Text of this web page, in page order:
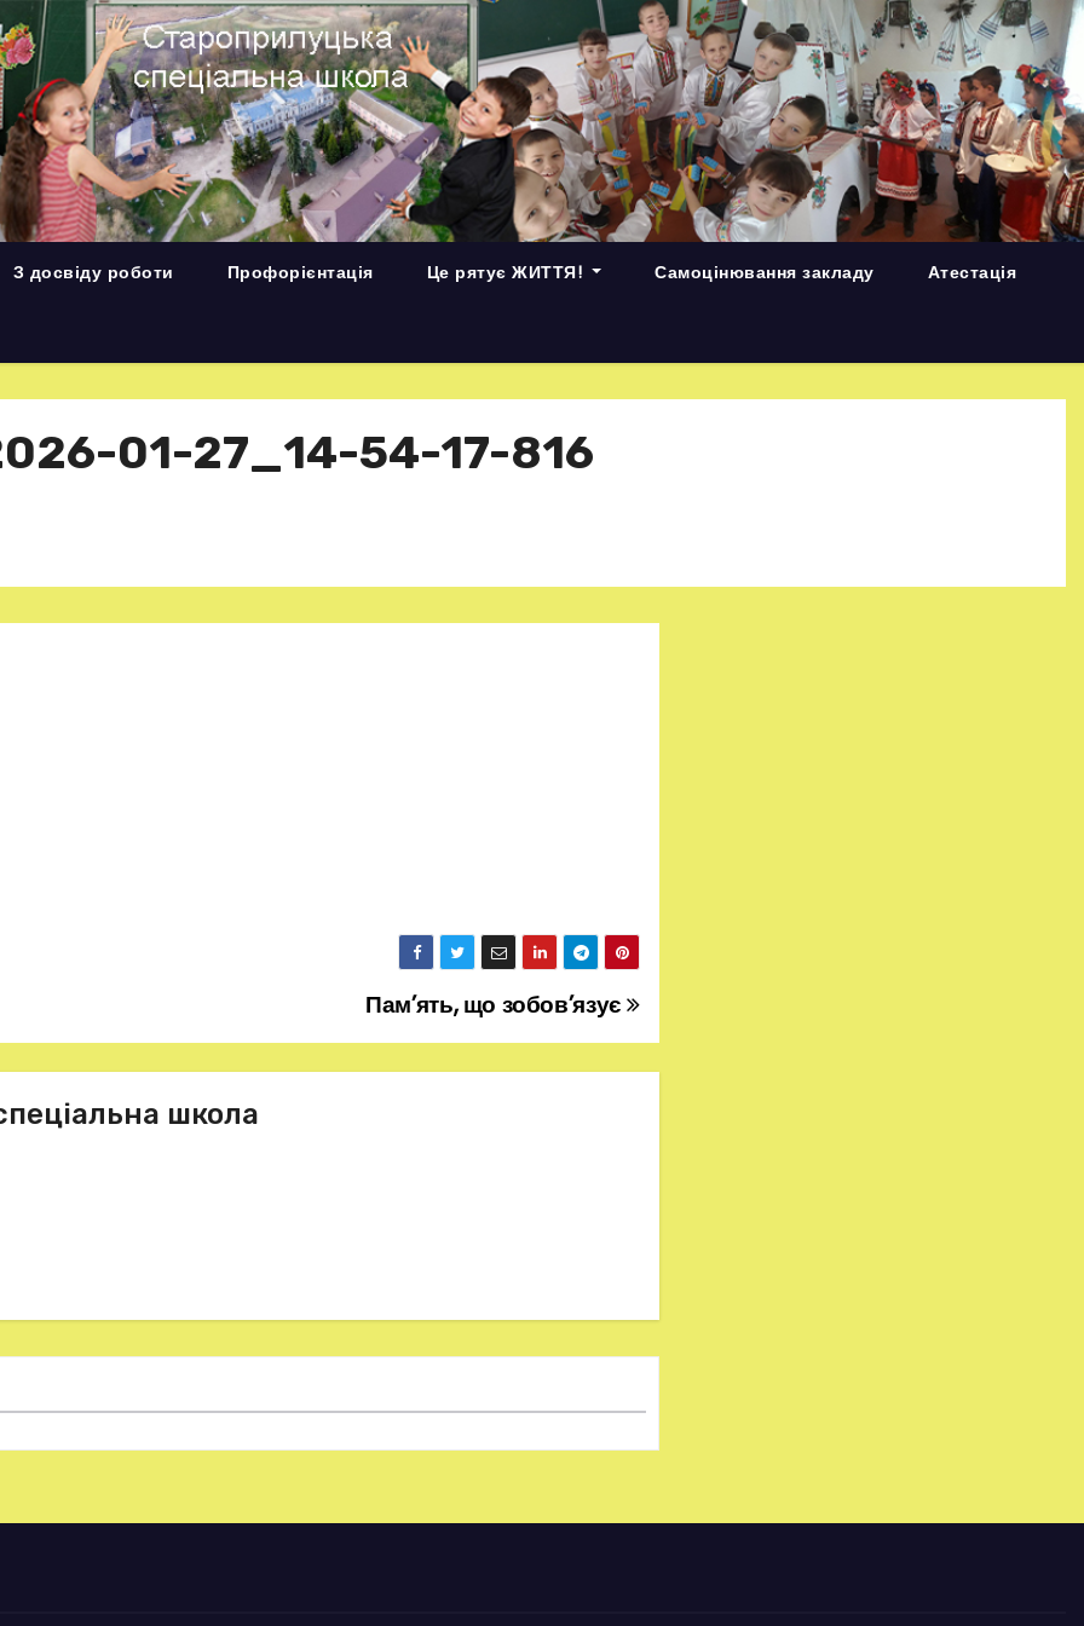
З досвіду роботи Профорієнтація Це рятує ЖИТТЯ! Самоцінювання закладу Атестація
01-27_14-54-17-816
Пам’ять, що зобов’язує
школа